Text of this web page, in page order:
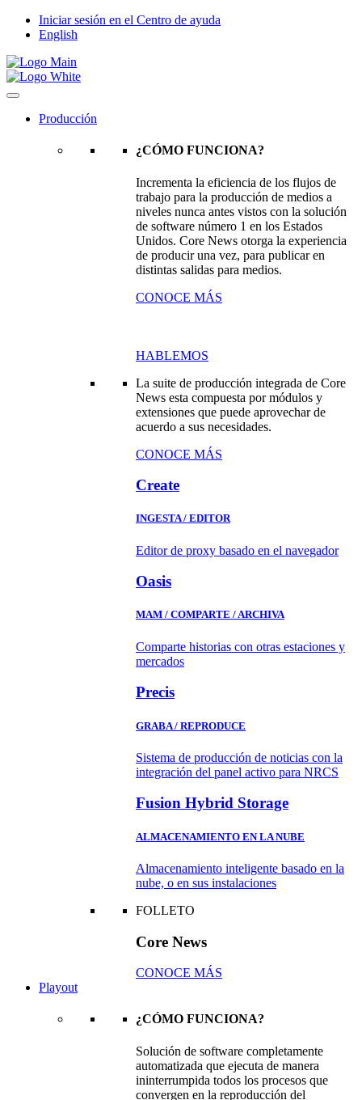
Iniciar sesión en el Centro de ayuda
English
Producción
¿CÓMO FUNCIONA?
Incrementa la eficiencia de los flujos de
trabajo para la producción de medios a
niveles nunca antes vistos con la solución
de software número 1 en los Estados
Unidos. Core News otorga la experiencia
de producir una vez, para publicar en
distintas salidas para medios.
CONOCE MÁS
HABLEMOS
La suite de producción integrada de Core
News esta compuesta por módulos y
extensiones que puede aprovechar de
acuerdo a sus necesidades.
CONOCE MÁS
Create
INGESTA / EDITOR
Editor de proxy basado en el navegador
Oasis
MAM / COMPARTE / ARCHIVA
Comparte historias con otras estaciones y
mercados
Precis
GRABA / REPRODUCE
Sistema de producción de noticias con la
integración del panel activo para NRCS
Fusion Hybrid Storage
ALMACENAMIENTO EN LA NUBE
Almacenamiento inteligente basado en la
nube, o en sus instalaciones
FOLLETO
Core News
CONOCE MÁS
Playout
¿CÓMO FUNCIONA?
Solución de software completamente
automatizada que ejecuta de manera
ininterrumpida todos los procesos que
convergen en la reproducción del